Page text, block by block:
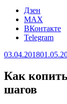
Дзен
MAX
ВКонтакте
Telegram
Опубликовано
03.04.2018
Как
шагов